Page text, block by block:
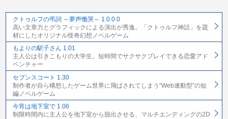
クトゥルフの弔詞 ～夢声慟哭～ 1.0.0.0
高い文章力とグラフィックによる演出が秀逸。「クトゥルフ神話」を題
材にしたオリジナル怪奇幻想ノベルゲーム
もよりの駅子さん 1.01
主人公は引きこもりの大学生。短時間でサクサクプレイできる恋愛アド
ベンチャー
セブンスコート 1.30
制作者が自ら構想したゲーム世界に飛ばされてしまう“Web連動型”の短
編ノベルゲーム
今宵は地下室で 1.06
制限時間内に主人公を地下室から脱出させる、マルチエンディングの2D